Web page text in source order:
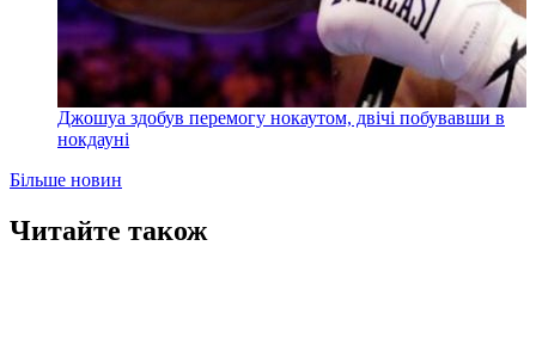
Джошуа здобув перемогу нокаутом, двічі побувавши в
нокдауні
Більше новин
Читайте також